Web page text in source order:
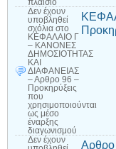
πλαίσιο
Δεν έχουν
υποβληθεί
σχόλια στο
ΚΕΦΑΛΑΙΟ Γ
– ΚΑΝΟΝΕΣ
ΔΗΜΟΣΙΟΤΗΤΑΣ
ΚΑΙ
ΔΙΑΦΑΝΕΙΑΣ
– Αρθρο 96 –
Προκηρύξεις
που
χρησιμοποιούνται
ως μέσο
έναρξης
διαγωνισμού
Δεν έχουν
Αρθρο